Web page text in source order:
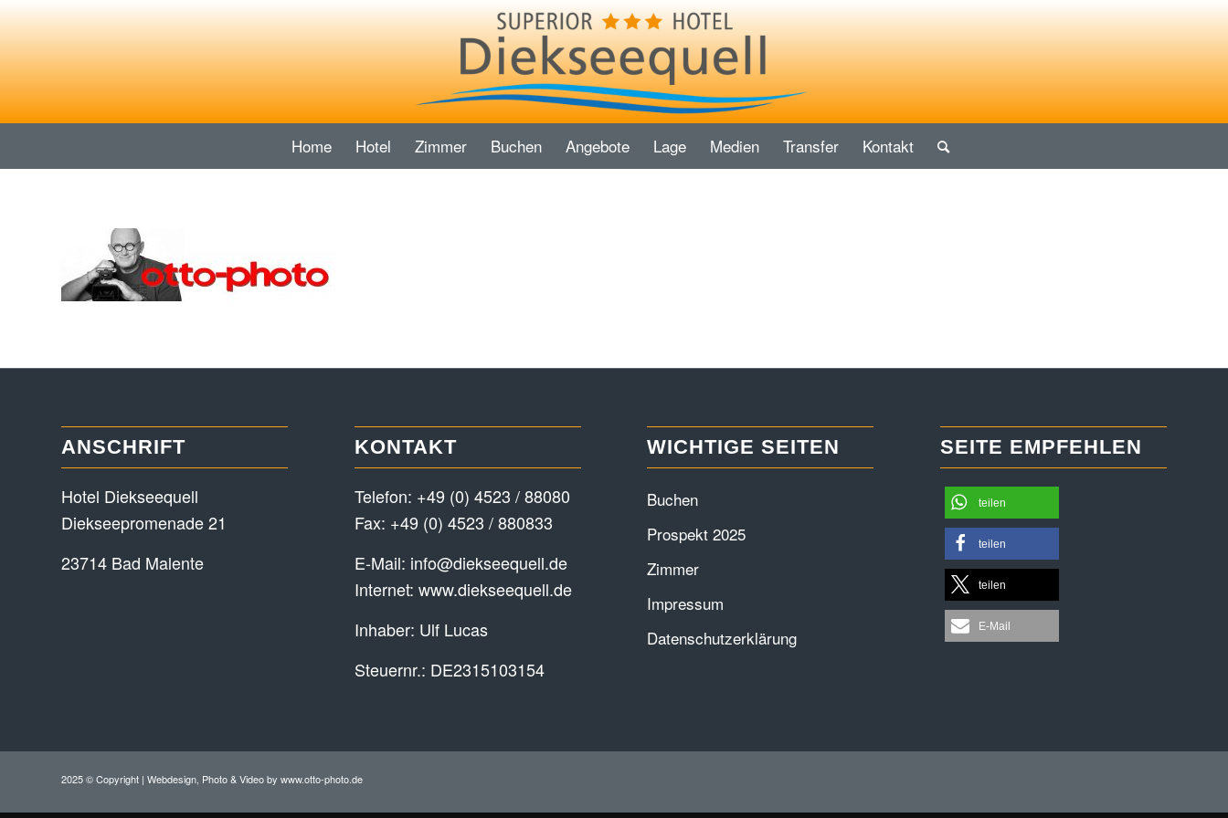
Home Hotel Zimmer Buchen Angebote Lage Medien Transfer Kontakt
ANSCHRIFT
Hotel Diekseequell
Diekseepromenade 21
23714 Bad Malente
KONTAKT
Telefon: +49 (0) 4523 / 88080
Fax: +49 (0) 4523 / 880833
E-Mail: info@diekseequell.de
Internet: www.diekseequell.de
Inhaber: Ulf Lucas
Steuernr.: DE2315103154
WICHTIGE SEITEN
Buchen
Prospekt 2025
Zimmer
Impressum
Datenschutzerklärung
SEITE EMPFEHLEN
teilen
teilen
teilen
E-Mail
2025 © Copyright | Webdesign, Photo & Video by www.otto-photo.de